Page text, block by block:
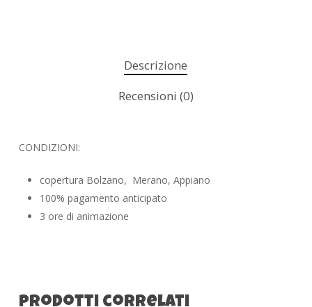
Descrizione
Recensioni (0)
CONDIZIONI:
copertura Bolzano, Merano, Appiano
100% pagamento anticipato
3 ore di animazione
Prodotti correlati